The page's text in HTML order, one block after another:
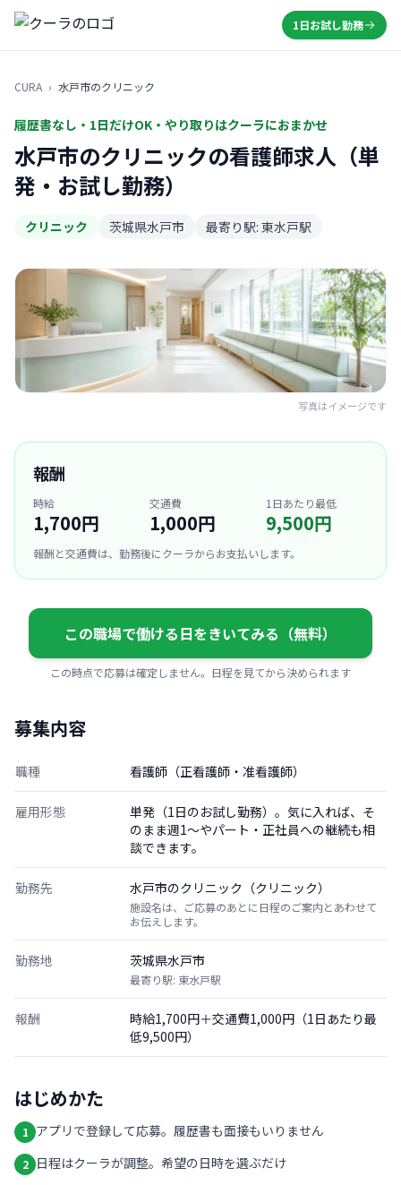
1日お試し勤務
CURA › 水戸市のクリニック
履歴書なし・1日だけOK・やり取りはクーラにおまかせ
水戸市のクリニックの看護師求人（単
発・お試し勤務）
クリニック 茨城県水戸市 最寄り駅: 東水戸駅
写真はイメージです
報酬
時給
1,700円
交通費
1,000円
1日あたり最低
9,500円
報酬と交通費は、勤務後にクーラからお支払いします。
この職場で働ける日をきいてみる（無料）
この時点で応募は確定しません。日程を見てから決められます
募集内容
職種 看護師（正看護師・准看護師）
雇用形態
単発（1日のお試し勤務）。気に入れば、そ
のまま週1〜やパート・正社員への継続も相
談できます。
勤務先 水戸市のクリニック（クリニック）
施設名は、ご応募のあとに日程のご案内とあわせて
お伝えします。
勤務地 茨城県水戸市
最寄り駅: 東水戸駅
報酬
時給1,700円＋交通費1,000円（1日あたり最
低9,500円）
はじめかた
1 アプリで登録して応募。履歴書も面接もいりません
2 日程はクーラが調整。希望の日時を選ぶだけ